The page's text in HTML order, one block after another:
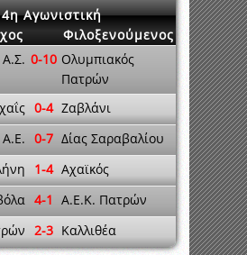
Αγωνιστική
Φιλοξενούμενος
0-10 Ολυμπιακός
Πατρών
0-4 Ζαβλάνι
0-7 Δίας Σαραβαλίου
1-4 Αχαϊκός
4-1 Α.Ε.Κ. Πατρών
2-3 Καλλιθέα